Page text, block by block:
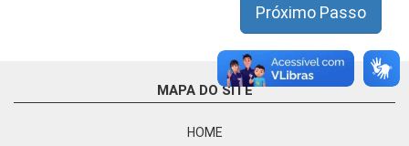
Próximo Passo
MAPA DO SITE
HOME